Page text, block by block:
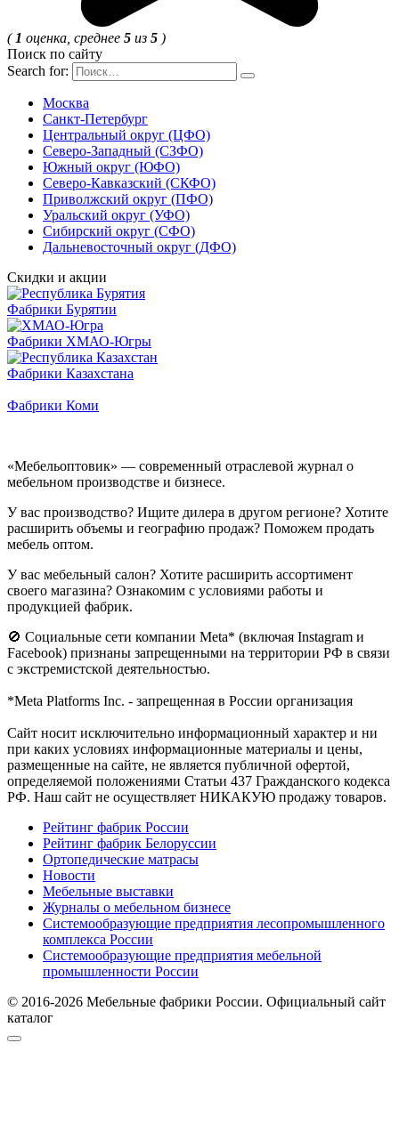
( 1 оценка, среднее 5 из 5 )
Поиск по сайту
Search for:
Москва
Санкт-Петербург
Центральный округ (ЦФО)
Северо-Западный (СЗФО)
Южный округ (ЮФО)
Северо-Кавказский (СКФО)
Приволжский округ (ПФО)
Уральский округ (УФО)
Сибирский округ (СФО)
Дальневосточный округ (ДФО)
Скидки и акции
Фабрики Бурятии
Фабрики ХМАО-Югры
Фабрики Казахстана
Фабрики Коми
«Мебельоптовик» — современный отраслевой журнал о
мебельном производстве и бизнесе.
У вас производство? Ищите дилера в другом регионе? Хотите
расширить объемы и географию продаж? Поможем продать
мебель оптом.
У вас мебельный салон? Хотите расширить ассортимент
своего магазина? Ознакомим с условиями работы и
продукцией фабрик.
🚫 Социальные сети компании Meta* (включая Instagram и
Facebook) признаны запрещенными на территории РФ в связи
с экстремистской деятельностью.
*Meta Platforms Inc. - запрещенная в России организация
Cайт носит исключительно информационный характер и ни
при каких условиях информационные материалы и цены,
размещенные на сайте, не является публичной офертой,
определяемой положениями Статьи 437 Гражданского кодекса
РФ. Наш сайт не осуществляет НИКАКУЮ продажу товаров.
Рейтинг фабрик России
Рейтинг фабрик Белоруссии
Ортопедические матрасы
Новости
Мебельные выставки
Журналы о мебельном бизнесе
Системообразующие предприятия лесопромышленного
комплекса России
Системообразующие предприятия мебельной
промышленности России
© 2016-2026 Мебельные фабрики России. Официальный сайт
каталог